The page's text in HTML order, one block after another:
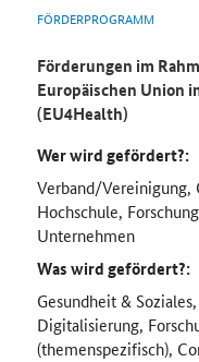
FÖRDERPROGRAMM
Förderungen im
Europäischen Union
(EU4Health)
Wer wird gefördert?:
Verband/
Hochschule,
Unternehmen
Was wird gefördert?:
Gesundheit &
Digitalisierung,
(themenspezifisch),